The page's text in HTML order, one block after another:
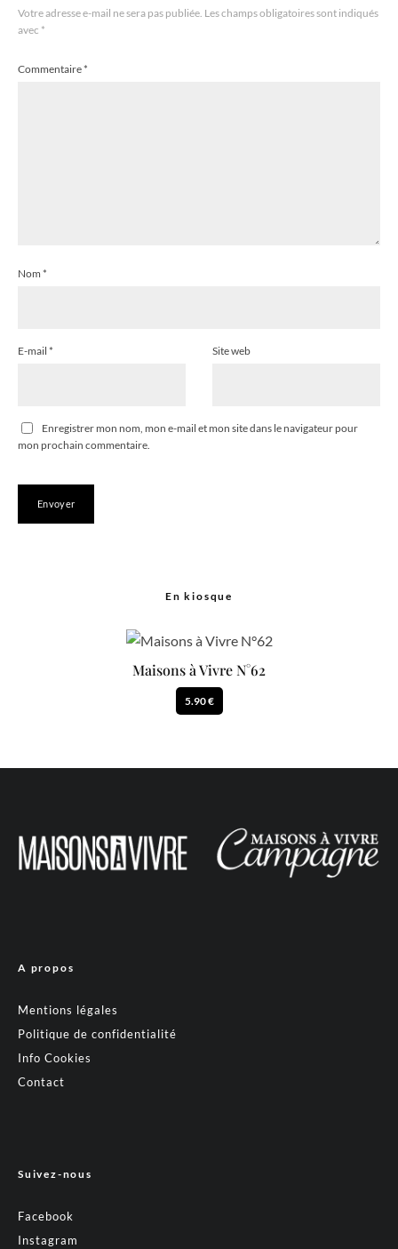
Votre adresse e-mail ne sera pas publiée. Les champs obligatoires sont indiqués
avec *
Commentaire*
Nom *
E-mail * Site web
Enregistrer mon nom, mon e-mail et mon site dans le navigateur pour
mon prochain commentaire.
En kiosque
Maisons à Vivre N°62
5.90 €
A propos
Mentions légales
Politique de confidentialité
Info Cookies
Contact
Suivez-nous
Facebook
Instagram